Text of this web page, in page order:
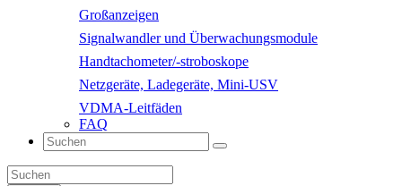
Großanzeigen
Signalwandler und Überwachungsmodule
Handtachometer/-stroboskope
Netzgeräte, Ladegeräte, Mini-USV
VDMA-Leitfäden
FAQ